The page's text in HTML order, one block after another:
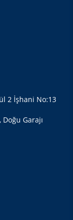
2 İşhani No:13
Doğu Garajı